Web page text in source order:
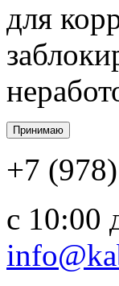
для
+7
c 10:00